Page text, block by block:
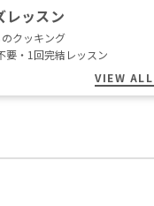
レッスン
クッキング
要・1回完結レッスン
VIEW ALL